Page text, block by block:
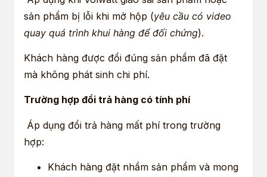
sản phẩm bị lỗi khi mở hộp (yêu cầu có video
quay quá trình khui hàng để đối chứng).
Khách hàng được đổi đúng sản phẩm đã đặt
mà không phát sinh chi phí.
Trường hợp đổi trả hàng có tính phí
Áp dụng đổi trả hàng mất phí trong trường
hợp:
Khách hàng đặt nhầm sản phẩm và mong